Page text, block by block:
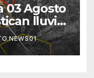
03 Agosto
lluvias
noche;